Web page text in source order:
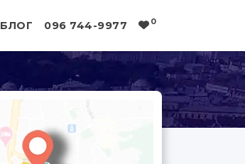
БЛОГ 096 744-9977 0